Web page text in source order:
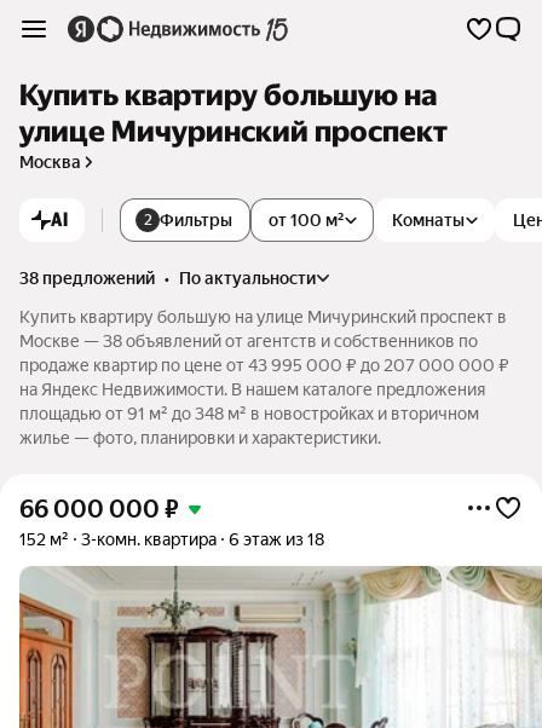
Купить квартиру большую на
улице Мичуринский проспект
Москва
AI 2 Фильтры Комнаты
от 100 м²
38 предложений •
по актуальности
Купить квартиру большую на улице Мичуринский проспект в
Москве — 38 объявлений от агентств и собственников по
продаже квартир по цене от 43 995 000 ₽ до 207 000 000 ₽
на Яндекс Недвижимости. В нашем каталоге предложения
площадью от 91 м² до 348 м² в новостройках и вторичном
жилье — фото, планировки и характеристики.
66 000 000 ₽
152 м² 3-комн. квартира 6 этаж из 18